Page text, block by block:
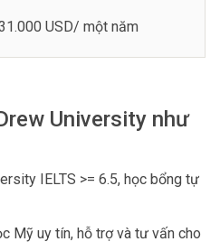
USD/ một năm
University như
IELTS >= 6.5, học bổng tự
Mỹ uy tín, hỗ trợ và tư vấn cho